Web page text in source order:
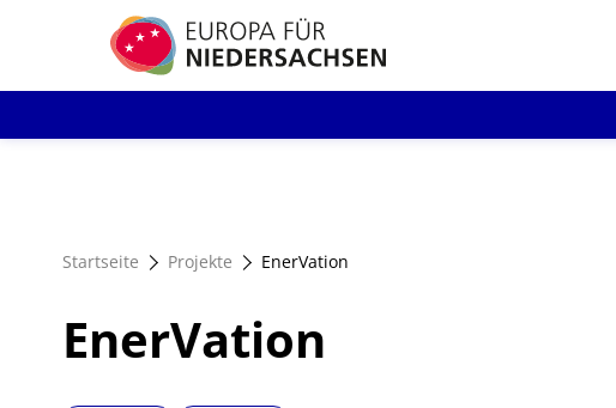
Startseite Projekte EnerVation
EnerVation